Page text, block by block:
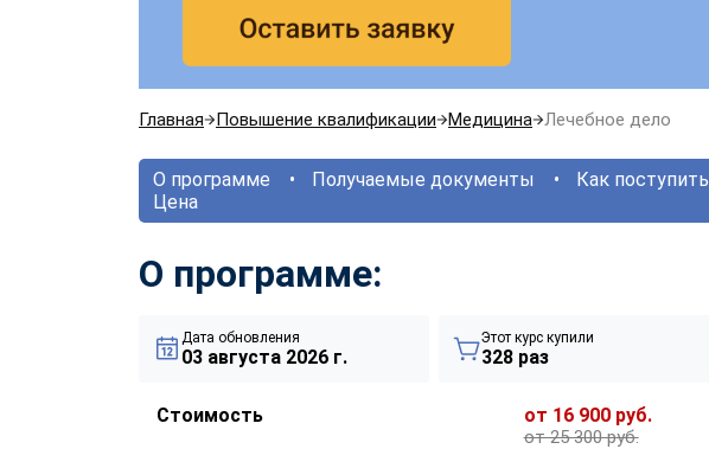
Главная Повышение квалификации Медицина Лечебное дело
О программе Получаемые документы Как поступить
Цена
О программе:
Дата обновления
03 августа 2026 г.
Этот курс купили
328 раз
Стоимость от 16 900 руб.
от 25 300 руб.